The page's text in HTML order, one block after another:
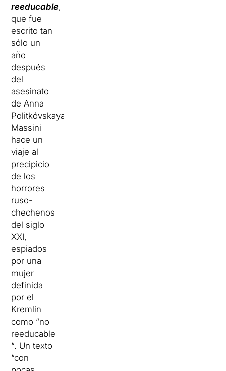
reeducable,
que fue
escrito tan
sólo un
año
después
del
asesinato
de Anna
Politkóvskaya,
Massini
hace un
viaje al
precipicio
de los
horrores
ruso-
chechenos
del siglo
XXI,
espiados
por una
mujer
definida
por el
Kremlin
como “no
reeducable
“. Un texto
“con